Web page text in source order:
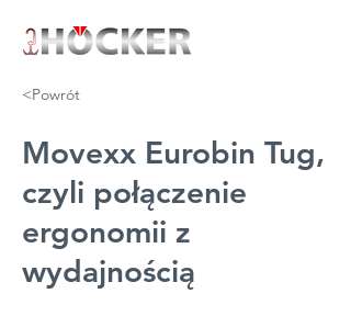
<Powrót
Movexx Eurobin Tug,
czyli połączenie
ergonomii z
wydajnością